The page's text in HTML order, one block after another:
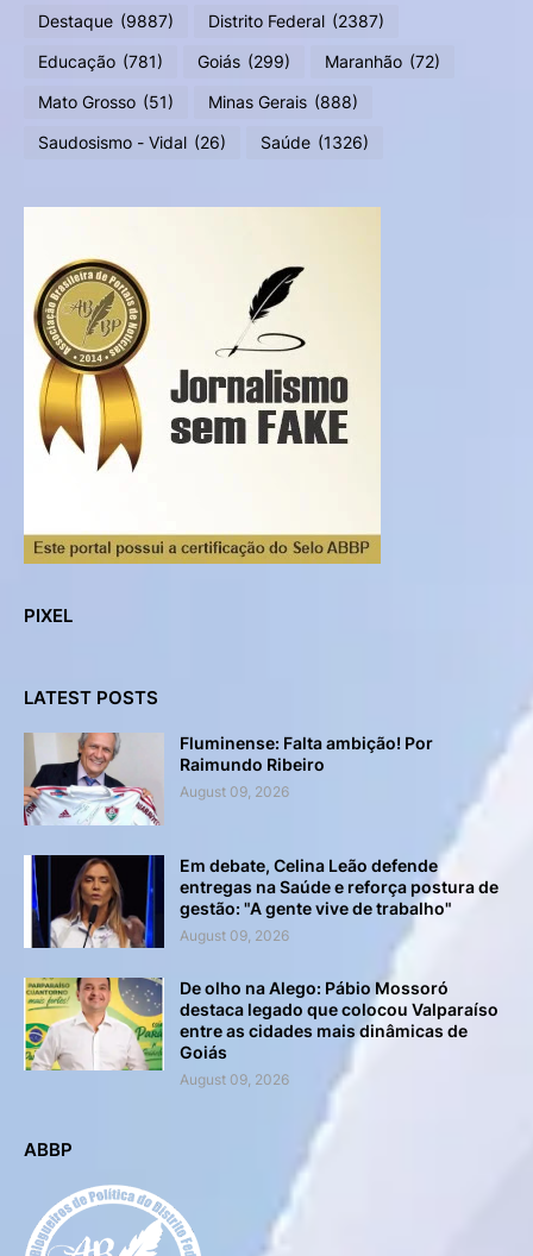
Destaque (9887) Distrito Federal (2387)
Educação (781) Goiás (299) Maranhão (72)
Mato Grosso (51) Minas Gerais (888)
Saudosismo - Vidal (26) Saúde (1326)
PIXEL
LATEST POSTS
Fluminense: Falta ambição! Por
Raimundo Ribeiro
August 09, 2026
Em debate, Celina Leão defende
entregas na Saúde e reforça postura de
gestão: "A gente vive de trabalho"
August 09, 2026
De olho na Alego: Pábio Mossoró
destaca legado que colocou Valparaíso
entre as cidades mais dinâmicas de
Goiás
August 09, 2026
ABBP